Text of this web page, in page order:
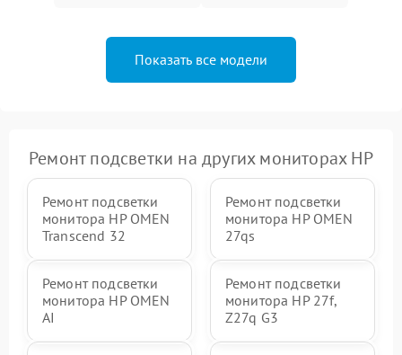
Показать все модели
Ремонт подсветки на других мониторах HP
Ремонт подсветки
монитора HP OMEN
Transcend 32
Ремонт подсветки
монитора HP OMEN
27qs
Ремонт подсветки
монитора HP OMEN
AI
Ремонт подсветки
монитора HP 27f,
Z27q G3